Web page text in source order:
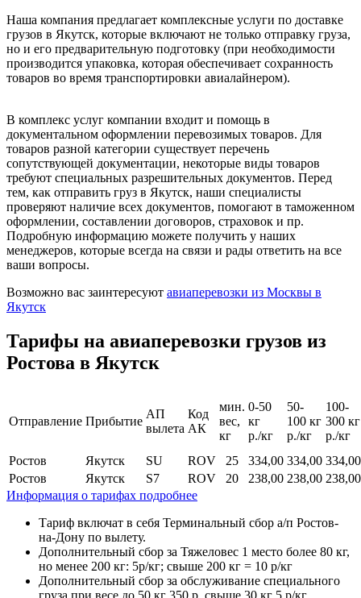
Наша компания предлагает комплексные услуги по доставке
грузов в Якутск, которые включают не только отправку груза,
но и его предварительную подготовку (при необходимости
производится упаковка, которая обеспечивает сохранность
товаров во время транспортировки авиалайнером).
В комплекс услуг компании входит и помощь в
документальном оформлении перевозимых товаров. Для
товаров разной категории существует перечень
сопутствующей документации, некоторые виды товаров
требуют специальных разрешительных документов. Перед
тем, как отправить груз в Якутск, наши специалисты
проверяют наличие всех документов, помогают в таможенном
оформлении, составлении договоров, страховок и пр.
Подробную информацию можете получить у наших
менеджеров, которые всегда на связи и рады ответить на все
ваши вопросы.
Возможно вас заинтересуют авиаперевозки из Москвы в
Якутск
Тарифы на авиаперевозки грузов из
Ростова в Якутск
Отправление Прибытие
АП
вылета
Код
АК
мин.
вес,
кг
0-50
кг
р./кг
50-
100 кг
р./кг
100-
300 кг
р./кг
Ростов
Якутск SU ROV 25 334,00 334,00 334,00
Ростов
Якутск S7 ROV 20 238,00 238,00 238,00
Информация о тарифах подробнее
Тариф включат в себя Терминальный сбор а/п Ростов-
на-Дону по вылету.
Дополнительный сбор за Тяжеловес 1 место более 80 кг,
но менее 200 кг: 5р/кг; свыше 200 кг = 10 р/кг
Дополнительный сбор за обслуживание специального
груза при весе до 50 кг 350 р, свыше 30 кг 5 р/кг